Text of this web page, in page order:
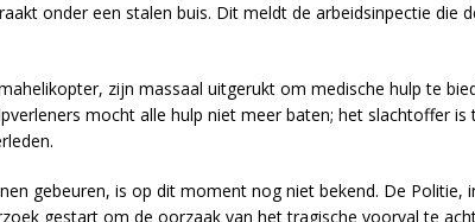
onder een stalen buis. Dit meldt de arbeidsinpectie die
zijn massaal uitgerukt om medische hulp te
mocht alle hulp niet meer baten; het slachtoffer is
gebeuren, is op dit moment nog niet bekend. De Politie,
gestart om de oorzaak van het tragische voorval te